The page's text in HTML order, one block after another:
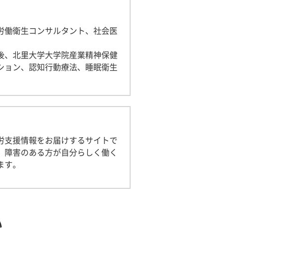
衛生コンサルタント、社会医
、北里大学大学院産業精神保健
ン、認知行動療法、睡眠衛生
援情報をお届けするサイトで
害のある方が自分らしく働く
。